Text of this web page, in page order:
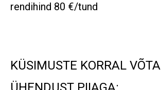
rendihind 80 €/tund
KÜSIMUSTE KORRAL VÕTA